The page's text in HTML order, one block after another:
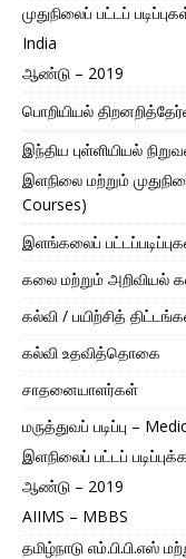
முதுநிலைப் பட்டப்
India
ஆண்டு – 2019
பொறியியல்
இந்திய புள்ளியியல்
இளநிலை மற்றும்
Courses)
இளங்கலைப்
கலை மற்றும் அறிவியல்
கல்வி / பயிற்சித்
கல்வி உதவித்தொகை
சாதனையாளர்கள்
மருத்துவப் படிப்பு –
இளநிலைப் பட்டப்
ஆண்டு – 2019
AIIMS – MBBS
தமிழ்நாடு எம்.பி.பி.எஸ்